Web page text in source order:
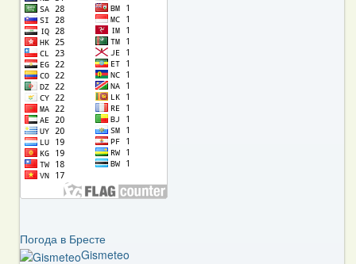
Погода в Бресте
Gismeteo